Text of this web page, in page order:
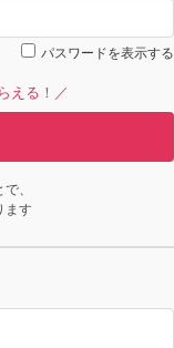
パスワードを表示する
える！／
、
ます